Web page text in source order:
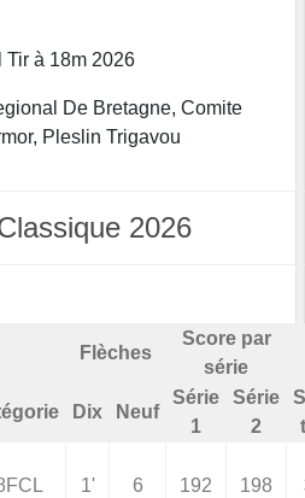
Tir à 18m 2026
De Bretagne, Comite
Pleslin Trigavou
2026
Flèches
Score par
série
Dix Neuf
Série
1
Série
2
1' 6 192 198